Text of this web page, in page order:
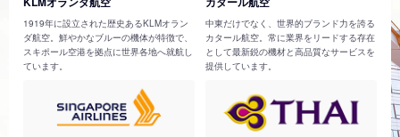
1919年に設立された歴史あるKLMオラン
ダ航空。鮮やかなブルーの機体が特徴で、
スキポール空港を拠点に世界各地へ就航し
ています。
中東だけでなく、世界的ブランド力を誇る
カタール航空。常に業界をリードする存在
として最新鋭の機材と高品質なサービスを
提供しています。